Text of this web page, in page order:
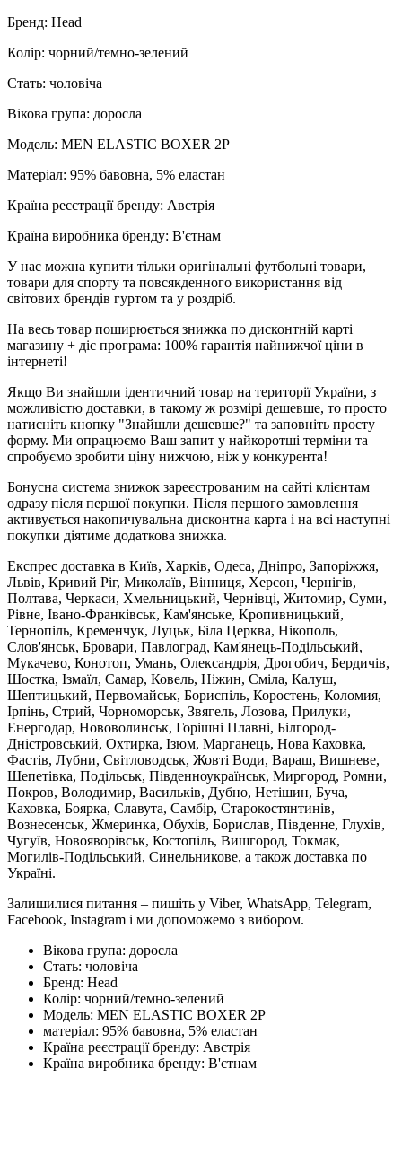
Бренд: Head
Колір: чорний/темно-зелений
Стать: чоловіча
Вікова група: доросла
Модель: MEN ELASTIC BOXER 2P
Матеріал: 95% бавовна, 5% еластан
Країна реєстрації бренду: Австрія
Країна виробника бренду: В'єтнам
У нас можна купити тільки оригінальні футбольні товари,
товари для спорту та повсякденного використання від
світових брендів гуртом та у роздріб.
На весь товар поширюється знижка по дисконтній карті
магазину + діє програма: 100% гарантія найнижчої ціни в
інтернеті!
Якщо Ви знайшли ідентичний товар на території України, з
можливістю доставки, в такому ж розмірі дешевше, то просто
натисніть кнопку "Знайшли дешевше?" та заповніть просту
форму. Ми опрацюємо Ваш запит у найкоротші терміни та
спробуємо зробити ціну нижчою, ніж у конкурента!
Бонусна система знижок зареєстрованим на сайті клієнтам
одразу після першої покупки. Після першого замовлення
активується накопичувальна дисконтна карта і на всі наступні
покупки діятиме додаткова знижка.
Експрес доставка в Київ, Харків, Одеса, Дніпро, Запоріжжя,
Львів, Кривий Ріг, Миколаїв, Вінниця, Херсон, Чернігів,
Полтава, Черкаси, Хмельницький, Чернівці, Житомир, Суми,
Рівне, Івано-Франківськ, Кам'янське, Кропивницький,
Тернопіль, Кременчук, Луцьк, Біла Церква, Нікополь,
Слов'янськ, Бровари, Павлоград, Кам'янець-Подільський,
Мукачево, Конотоп, Умань, Олександрія, Дрогобич, Бердичів,
Шостка, Ізмаїл, Самар, Ковель, Ніжин, Сміла, Калуш,
Шептицький, Первомайськ, Бориспіль, Коростень, Коломия,
Ірпінь, Стрий, Чорноморськ, Звягель, Лозова, Прилуки,
Енергодар, Нововолинськ, Горішні Плавні, Білгород-
Дністровський, Охтирка, Ізюм, Марганець, Нова Каховка,
Фастів, Лубни, Світловодськ, Жовті Води, Вараш, Вишневе,
Шепетівка, Подільськ, Південноукраїнськ, Миргород, Ромни,
Покров, Володимир, Васильків, Дубно, Нетішин, Буча,
Каховка, Боярка, Славута, Самбір, Старокостянтинів,
Вознесенськ, Жмеринка, Обухів, Борислав, Південне, Глухів,
Чугуїв, Новояворівськ, Костопіль, Вишгород, Токмак,
Могилів-Подільський, Синельникове, а також доставка по
Україні.
Залишилися питання – пишіть у Viber, WhatsApp, Telegram,
Facebook, Instagram і ми допоможемо з вибором.
Вікова група: доросла
Стать: чоловіча
Бренд: Head
Колір: чорний/темно-зелений
Модель: MEN ELASTIC BOXER 2P
матеріал: 95% бавовна, 5% еластан
Країна реєстрації бренду: Австрія
Країна виробника бренду: В'єтнам